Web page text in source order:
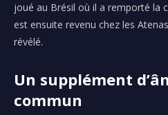
joué au Brésil où il a remporté la
est ensuite revenu chez les Atenas
révélé.
Un supplément
commun